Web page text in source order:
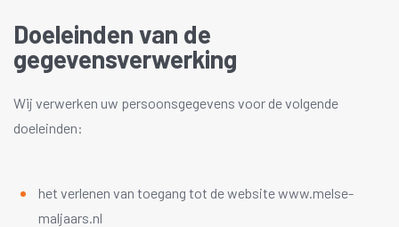
Doeleinden van de
gegevensverwerking
Wij verwerken uw persoonsgegevens voor de volgende
doeleinden:
het verlenen van toegang tot de website www.melse-
maljaars.nl